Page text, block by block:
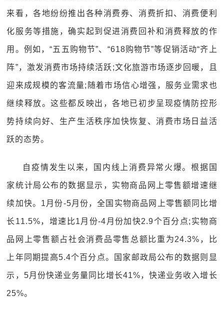
来看，各地纷纷推出各种消费券、消费折扣、消费便利
化服务等措施，确实起到促进消费回补和消费释放的作
用。例如，“五五购物节”、“618购物节”等促销活动“齐上
阵”，激发消费市场持续活跃;文化旅游市场逐步回暖，且
迎来成规模的客流量;随着市场信心增强，服务业需求也
继续释放。这些都反映出，各地已初步呈现疫情防控形
势持续向好、生产生活秩序加快恢复、消费市场日益活
跃的态势。
自疫情发生以来，国内线上消费异常火爆。根据国
家统计局公布的数据显示，实物商品网上零售额增速继
续加快。1月份-5月份，全国实物商品网上零售额同比增
长11.5%，增速比1月份-4月份加快2.9个百分点;实物商
品网上零售额占社会消费品零售总额比重为24.3%，比
上年同期提高5.4个百分点。国家邮政局公布的数据则显
示，5月份快递业务量同比增长41%，快递业务收入增长
25%。